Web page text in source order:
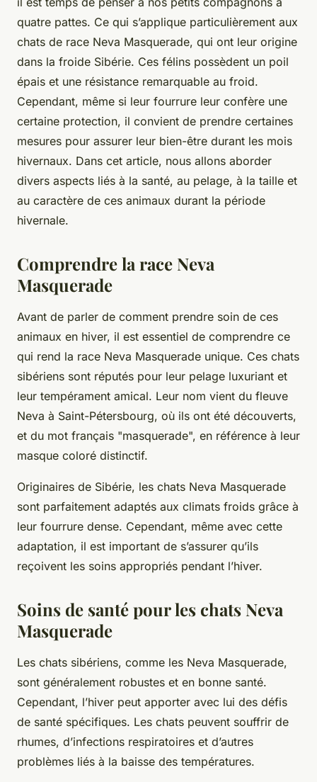
quatre pattes. Ce qui s’applique particulièrement aux
chats de race Neva Masquerade, qui ont leur origine
dans la froide Sibérie. Ces félins possèdent un poil
épais et une résistance remarquable au froid.
Cependant, même si leur fourrure leur confère une
certaine protection, il convient de prendre certaines
mesures pour assurer leur bien-être durant les mois
hivernaux. Dans cet article, nous allons aborder
divers aspects liés à la santé, au pelage, à la taille et
au caractère de ces animaux durant la période
hivernale.
Comprendre la race Neva
Masquerade
Avant de parler de comment prendre soin de ces
animaux en hiver, il est essentiel de comprendre ce
qui rend la race Neva Masquerade unique. Ces chats
sibériens sont réputés pour leur pelage luxuriant et
leur tempérament amical. Leur nom vient du fleuve
Neva à Saint-Pétersbourg, où ils ont été découverts,
et du mot français "masquerade", en référence à leur
masque coloré distinctif.
Originaires de Sibérie, les chats Neva Masquerade
sont parfaitement adaptés aux climats froids grâce à
leur fourrure dense. Cependant, même avec cette
adaptation, il est important de s’assurer qu’ils
reçoivent les soins appropriés pendant l’hiver.
Soins de santé pour les chats Neva
Masquerade
Les chats sibériens, comme les Neva Masquerade,
sont généralement robustes et en bonne santé.
Cependant, l’hiver peut apporter avec lui des défis
de santé spécifiques. Les chats peuvent souffrir de
rhumes, d’infections respiratoires et d’autres
problèmes liés à la baisse des températures.